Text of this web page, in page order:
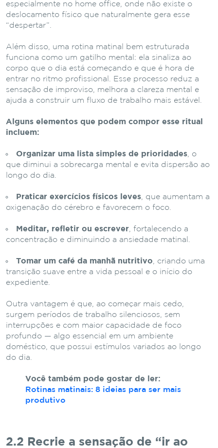
especialmente no home office, onde não existe o
deslocamento físico que naturalmente gera esse
“despertar”.
Além disso, uma rotina matinal bem estruturada
funciona como um gatilho mental: ela sinaliza ao
corpo que o dia está começando e que é hora de
entrar no ritmo profissional. Esse processo reduz a
sensação de improviso, melhora a clareza mental e
ajuda a construir um fluxo de trabalho mais estável.
Alguns elementos que podem compor esse ritual
incluem:
Organizar uma lista simples de prioridades , o
que diminui a sobrecarga mental e evita dispersão ao
longo do dia.
Praticar exercícios físicos leves , que aumentam a
oxigenação do cérebro e favorecem o foco.
Meditar, refletir ou escrever , fortalecendo a
concentração e diminuindo a ansiedade matinal.
Tomar um café da manhã nutritivo , criando uma
transição suave entre a vida pessoal e o início do
expediente.
Outra vantagem é que, ao começar mais cedo,
surgem períodos de trabalho silenciosos, sem
interrupções e com maior capacidade de foco
profundo — algo essencial em um ambiente
doméstico, que possui estímulos variados ao longo
do dia.
Você também pode gostar de ler:
Rotinas matinais: 8 ideias para ser mais
produtivo
2.2 Recrie a sensação de “ir ao